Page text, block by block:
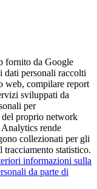
fornito da Google
dati personali raccolti
web, compilare report
sviluppati da
per
del proprio network
rende
collezionati per gli
tracciamento statistico.
informazioni sulla
da parte di